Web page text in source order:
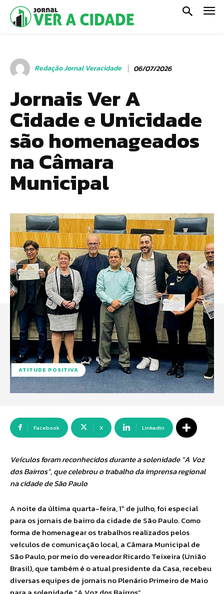
Redação Jornal Veracidade 06/07/2026
Jornais Ver A
Cidade e Unicidade
são homenageados
na Câmara
Municipal
ATITUDE POSITIVA
Facebook X Linkedin
Veículos foram reconhecidos durante a solenidade “A Voz
dos Bairros”, que celebrou o trabalho da imprensa regional
na cidade de São Paulo
A noite da última quarta-feira, 1º de julho, foi especial
para os jornais de bairro da cidade de São Paulo. Como
forma de homenagear os trabalhos realizados pelos
veículos de comunicação local, a Câmara Municipal de
São Paulo, por meio do vereador Ricardo Teixeira (União
Brasil), que também é o atual presidente da Casa, recebeu
diversas equipes de jornais no Plenário Primeiro de Maio